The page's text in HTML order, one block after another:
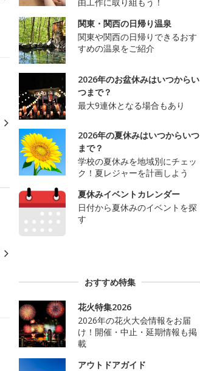
由工作に取り組もう！
関東・関西の日帰り温泉
関東や関西の日帰りできるおす
すめの温泉をご紹介
2026年のお盆休みはいつからい
つまで？
最大9連休となる場合もあり
2026年の夏休みはいつからいつ
まで？
学校の夏休みを地域別にチェッ
ク！夏レジャーを計画しよう
夏休みイベントカレンダー
日付から夏休みのイベントを探
す
おすすめ特集
花火特集2026
2026年の花火大会情報をお届
け！開催・中止・延期情報も掲
載
アウトドアガイド